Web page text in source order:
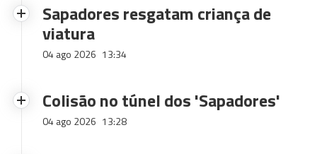
Sapadores resgatam criança de
viatura
04 ago 2026 13:34
Colisão no túnel dos 'Sapadores'
04 ago 2026 13:28